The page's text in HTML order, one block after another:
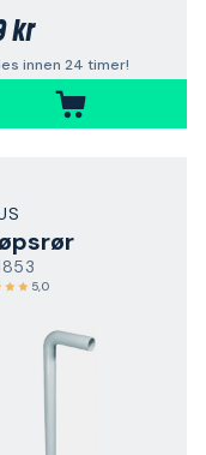
kr
innen 24 timer!
5,0